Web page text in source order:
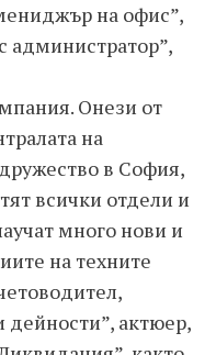
на офис”,
администратор”,
Онези от
на
в София,
всички отдели и
много нови и
на техните
актюер,